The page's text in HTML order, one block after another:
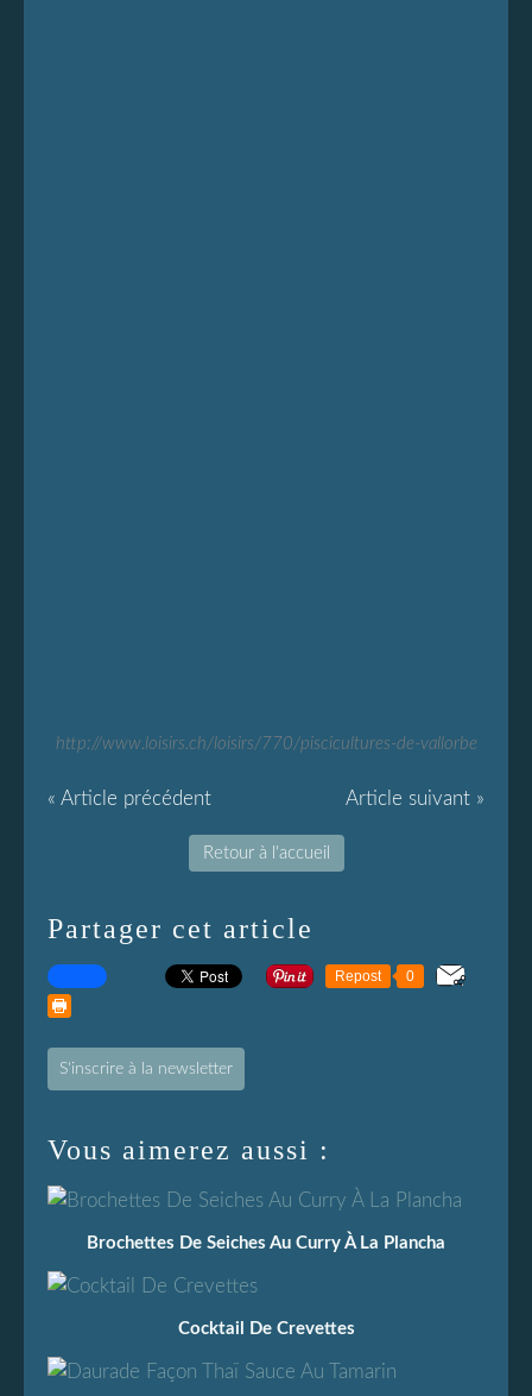
http://www.loisirs.ch/loisirs/770/piscicultures-de-vallorbe
« Article précédent Article suivant »
Retour à l'accueil
Partager cet article
Repost 0
S'inscrire à la newsletter
Vous aimerez aussi :
Brochettes De Seiches Au Curry À La Plancha
Cocktail De Crevettes